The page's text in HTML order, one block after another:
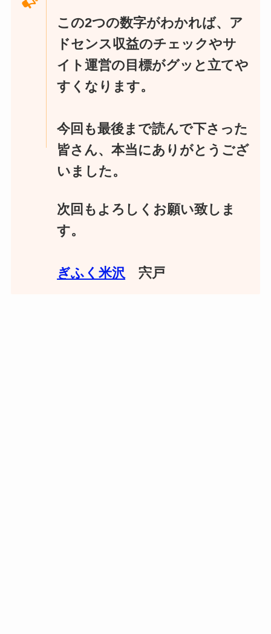
この2つの数字がわかれば、ア
ドセンス収益のチェックやサ
イト運営の目標がグッと立てや
すくなります。
今回も最後まで読んで下さった
皆さん、本当にありがとうござ
いました。
次回もよろしくお願い致しま
す。
ぎふく米沢 宍戸